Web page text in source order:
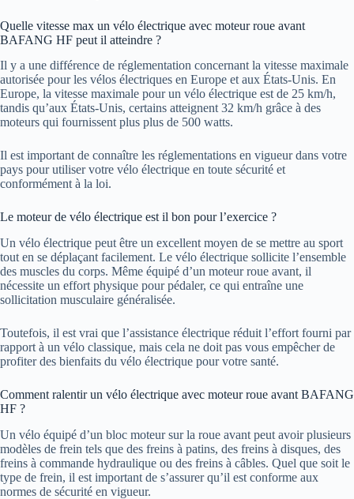
Quelle vitesse max un vélo électrique avec moteur roue avant
BAFANG HF peut il atteindre ?
Il y a une différence de réglementation concernant la vitesse maximale
autorisée pour les vélos électriques en Europe et aux États-Unis. En
Europe, la vitesse maximale pour un vélo électrique est de 25 km/h,
tandis qu’aux États-Unis, certains atteignent 32 km/h grâce à des
moteurs qui fournissent plus plus de 500 watts.
Il est important de connaître les réglementations en vigueur dans votre
pays pour utiliser votre vélo électrique en toute sécurité et
conformément à la loi.
Le moteur de vélo électrique est il bon pour l’exercice ?
Un vélo électrique peut être un excellent moyen de se mettre au sport
tout en se déplaçant facilement. Le vélo électrique sollicite l’ensemble
des muscles du corps. Même équipé d’un moteur roue avant, il
nécessite un effort physique pour pédaler, ce qui entraîne une
sollicitation musculaire généralisée.
Toutefois, il est vrai que l’assistance électrique réduit l’effort fourni par
rapport à un vélo classique, mais cela ne doit pas vous empêcher de
profiter des bienfaits du vélo électrique pour votre santé.
Comment ralentir un vélo électrique avec moteur roue avant BAFANG
HF ?
Un vélo équipé d’un bloc moteur sur la roue avant peut avoir plusieurs
modèles de frein tels que des freins à patins, des freins à disques, des
freins à commande hydraulique ou des freins à câbles. Quel que soit le
type de frein, il est important de s’assurer qu’il est conforme aux
normes de sécurité en vigueur.